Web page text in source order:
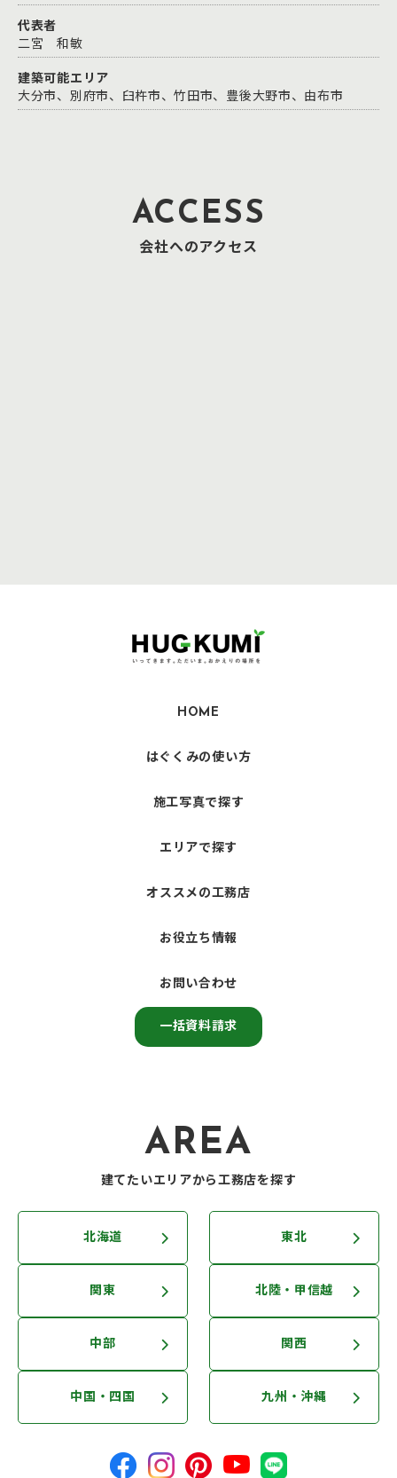
代表者
二宮 和敏
建築可能エリア
大分市、別府市、臼杵市、竹田市、豊後大野市、由布市
ACCESS
会社へのアクセス
HOME
はぐくみの使い方
施工写真で探す
エリアで探す
オススメの工務店
お役立ち情報
お問い合わせ
一括資料請求
AREA
建てたいエリアから工務店を探す
北海道 東北
関東 北陸・甲信越
中部 関西
中国・四国 九州・沖縄